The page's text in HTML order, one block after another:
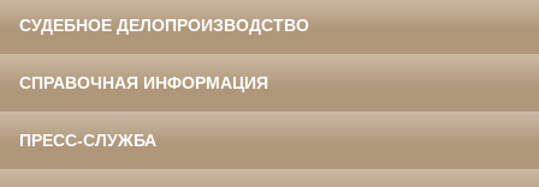
СУДЕБНОЕ ДЕЛОПРОИЗВОДСТВО
СПРАВОЧНАЯ ИНФОРМАЦИЯ
ПРЕСС-СЛУЖБА